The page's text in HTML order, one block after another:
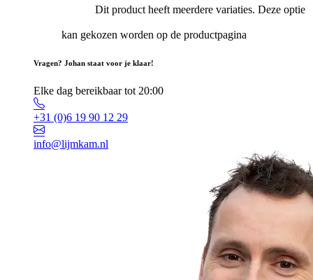
Dit product heeft meerdere variaties. Deze optie
kan gekozen worden op de productpagina
Vragen? Johan staat voor je klaar!
Elke dag bereikbaar tot 20:00
+31 (0)6 19 90 12 29
info@lijmkam.nl